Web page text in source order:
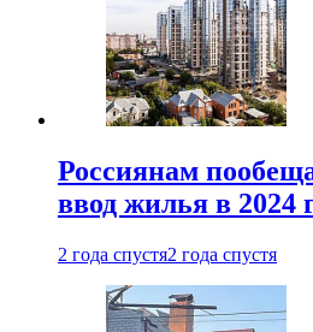
Россиянам
ввод жилья в 2024
2 года спустя2 года спустя